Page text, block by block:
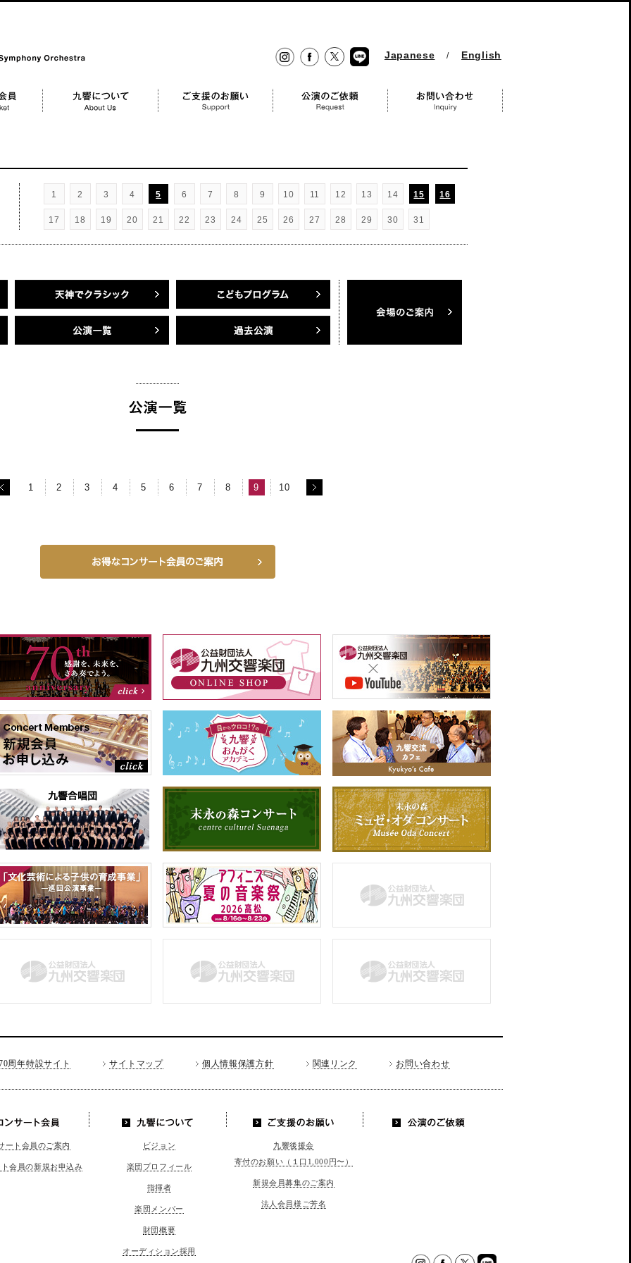
Twitter
Japanese / English
1 2 3 4 5 6 7 8 9 10 11 12 13 14 15 16
17 18 19 20 21 22 23 24 25 26 27 28 29 30 31
天神でクラシック 名曲・午後のオーケストラ
1 2 3 4 5 6 7 8 9 10
周年特設サイト サイトマップ 個人情報保護方針 関連リンク
お問い合わせ
て
ート会員のご案内
ト会員の新規お申込み
ビジョン
楽団プロフィール
指揮者
楽団メンバー
財団概要
オーディション採用
九響後援会
寄付のお願い（１口1,000円〜）
新規会員募集のご案内
法人会員様ご芳名